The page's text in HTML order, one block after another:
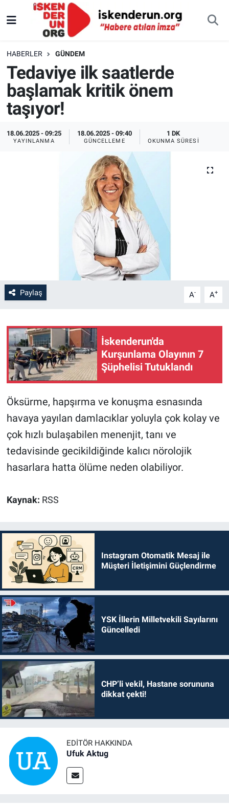
HABERLER GÜNDEM
Tedaviye ilk saatlerde
başlamak kritik önem
taşıyor!
18.06.2025 - 09:25
YAYINLANMA
18.06.2025 - 09:40
GÜNCELLEME
1 DK
OKUNMA SÜRESI
Paylaş A- A+
İskenderun'da
Kurşunlama Olayının 7
Şüphelisi Tutuklandı
Öksürme, hapşırma ve konuşma esnasında
havaya yayılan damlacıklar yoluyla çok kolay ve
çok hızlı bulaşabilen menenjit, tanı ve
tedavisinde gecikildiğinde kalıcı nörolojik
hasarlara hatta ölüme neden olabiliyor.
Kaynak: RSS
Instagram Otomatik Mesaj ile
Müşteri İletişimini Güçlendirme
YSK İllerin Milletvekili Sayılarını
Güncelledi
CHP’li vekil, Hastane sorununa
dikkat çekti!
EDITÖR HAKKINDA
Ufuk Aktug